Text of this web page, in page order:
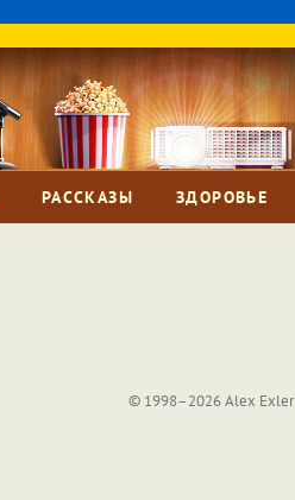
РАССКАЗЫ ЗДОРОВЬЕ
© 1998–2026 Alex Exler